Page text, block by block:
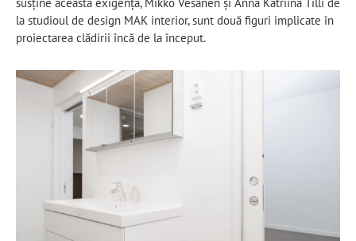
la studioul de design MAK interior, sunt două figuri implicate în
proiectarea clădirii încă de la început.